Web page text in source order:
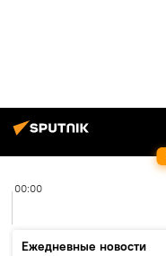
00:00
Ежедневные новости